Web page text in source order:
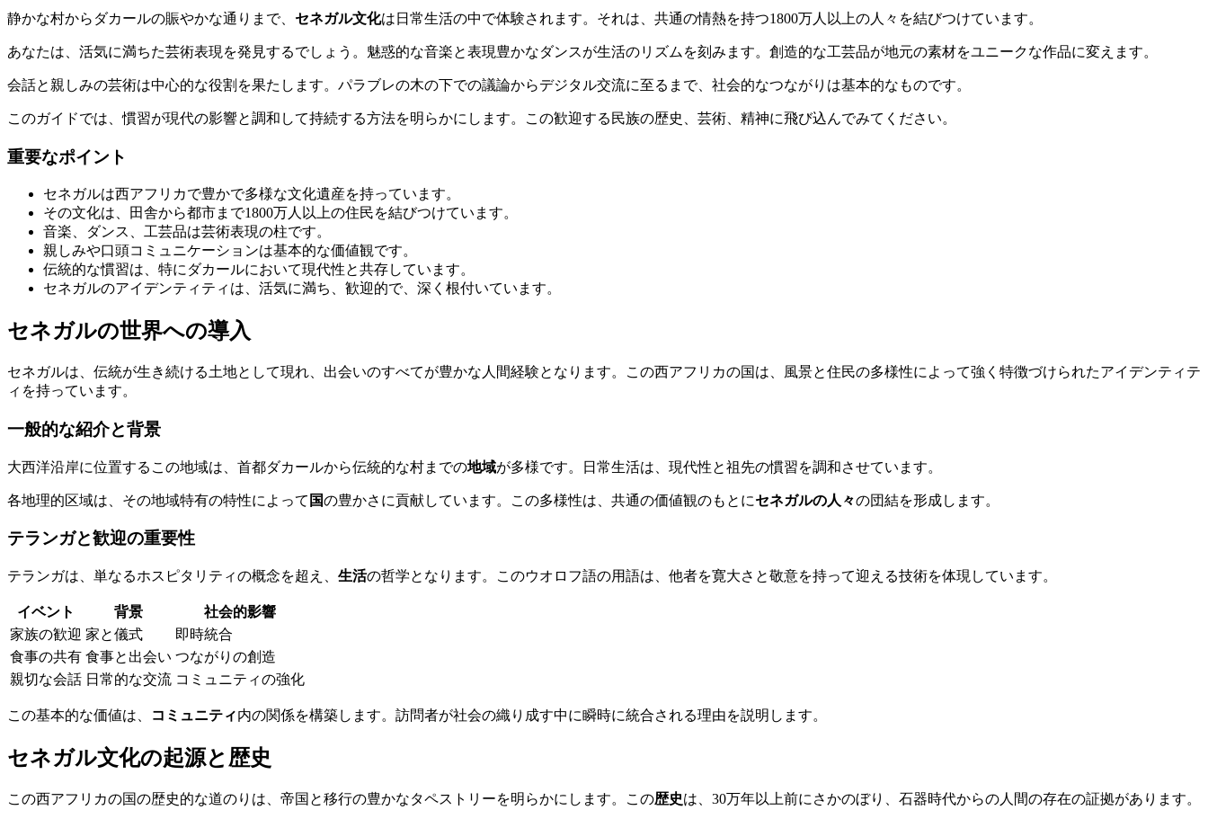
静かな村からダカールの賑やかな通りまで、 セネガル文化は日常生活の中で体験されます。それは、共通の情熱を持つ1800万人以上の人々を結びつけています。
あなたは、活気に満ちた芸術表現を発見するでしょう。魅惑的な音楽と表現豊かなダンスが生活のリズムを刻みます。創造的な工芸品が地元の素材をユニークな作品に変えます。
会話と親しみの芸術は中心的な役割を果たします。パラブレの木の下での議論からデジタル交流に至るまで、社会的なつながりは基本的なものです。
このガイドでは、慣習が現代の影響と調和して持続する方法を明らかにします。この歓迎する民族の歴史、芸術、精神に飛び込んでみてください。
重要なポイント
セネガルは西アフリカで豊かで多様な文化遺産を持っています。
その文化は、田舎から都市まで1800万人以上の住民を結びつけています。
音楽、ダンス、工芸品は芸術表現の柱です。
親しみや口頭コミュニケーションは基本的な価値観です。
伝統的な慣習は、特にダカールにおいて現代性と共存しています。
セネガルのアイデンティティは、活気に満ち、歓迎的で、深く根付いています。
セネガルの世界への導入
セネガルは、伝統が生き続ける土地として現れ、出会いのすべてが豊かな人間経験となります。この西アフリカの国は、風景と住民の多様性によって強く特徴づけられたアイデンティテ
ィを持っています。
一般的な紹介と背景
大西洋沿岸に位置するこの地域は、首都ダカールから伝統的な村までの地域が多様です。日常生活は、現代性と祖先の慣習を調和させています。
各地理的区域は、その地域特有の特性によって 国の豊かさに貢献しています。この多様性は、共通の価値観のもとにセネガルの人々の団結を形成します。
テランガと歓迎の重要性
テランガは、単なるホスピタリティの概念を超え、 生活の哲学となります。このウオロフ語の用語は、他者を寛大さと敬意を持って迎える技術を体現しています。
イベント 背景
社会的影響
家族の歓迎 家と儀式
即時統合
食事の共有 食事と出会い つながりの創造
親切な会話 日常的な交流 コミュニティの強化
この基本的な価値は、 コミュニティ内の関係を構築します。訪問者が社会の織り成す中に瞬時に統合される理由を説明します。
セネガル文化の起源と歴史
この西アフリカの国の歴史的な道のりは、帝国と移行の豊かなタペストリーを明らかにします。この歴史は、30万年以上前にさかのぼり、石器時代からの人間の存在の証拠があります。